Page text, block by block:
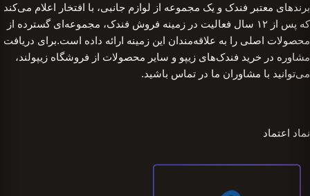
برندهای معتبر فندک و یک مجموعه از لوازم جانبی، با افتخار اعلام می‌کند
که پس از ۱۲ سال فعالیت در زمینه فروش فندک، مجموعه‌ای گسترده از
محصولات اصلی را به علاقه‌مندان این زمینه ارائه داده است.برای دریافت
مشاوره در خرید فندک‌های زیپو و سایر محصولات از فروشگاه زیپولند،
می‌توانید با مشاوران ما در تماس باشید.
نماد اعتماد